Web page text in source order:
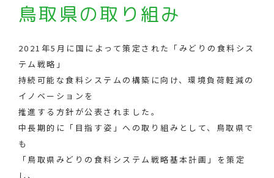
鳥取県の取り組み
2021年5月に国によって策定された「みどりの食料シス
テム戦略」
持続可能な食料システムの構築に向け、環境負荷軽減の
イノベーションを
推進する方針が公表されました。
中長期的に「目指す姿」への取り組みとして、鳥取県で
も
「鳥取県みどりの食料システム戦略基本計画」を策定
し、